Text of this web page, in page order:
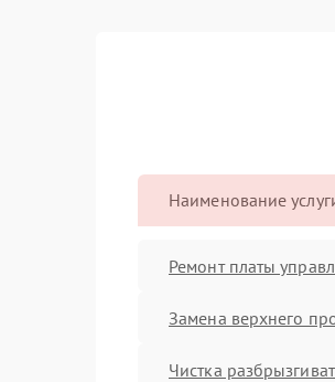
Наименование
Ремонт платы
Замена верхнего
Чистка